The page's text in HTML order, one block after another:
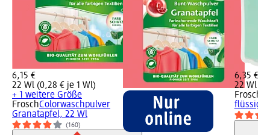
6,15 €
22 Wl (0,28 € je 1 Wl)
+ 1 weitere Größe
FroschColorwaschpulver
Granatapfel, 22 Wl
(160)
6,35 €
22 Wl
Frosch
flüssig,